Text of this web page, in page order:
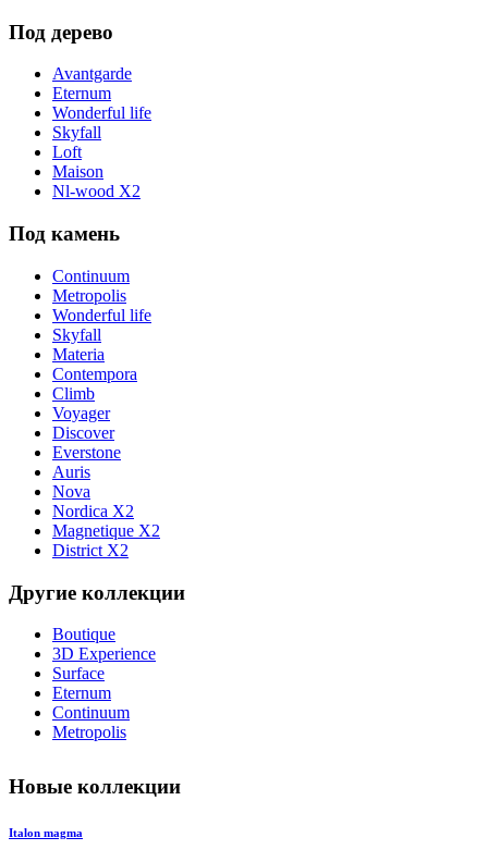
Под дерево
Avantgarde
Eternum
Wonderful life
Skyfall
Loft
Maison
Nl-wood X2
Под камень
Continuum
Metropolis
Wonderful life
Skyfall
Materia
Contempora
Climb
Voyager
Discover
Everstone
Auris
Nova
Nordica X2
Magnetique X2
District X2
Другие коллекции
Boutique
3D Experience
Surface
Eternum
Continuum
Metropolis
Новые коллекции
Italon magma